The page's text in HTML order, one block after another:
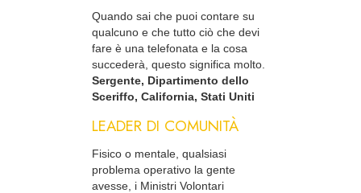
Quando sai che puoi contare su
qualcuno e che tutto ciò che devi
fare è una telefonata e la cosa
succederà, questo significa molto.
Sergente, Dipartimento dello
Sceriffo, California, Stati Uniti
LEADER DI COMUNITÀ
Fisico o mentale, qualsiasi
problema operativo la gente
avesse, i Ministri Volontari